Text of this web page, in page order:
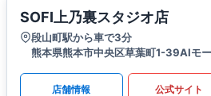
SOFI上乃裏スタジオ店
段山町駅から車で3分
熊本県熊本市中央区草葉町1-39AIモ
店舗情報 公式サイト